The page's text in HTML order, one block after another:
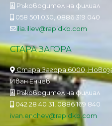
Ръководител на филиал
058 501 030, 0886 319 040
ilia.iliev@rapidkb.com
СТАРА ЗАГОРА
Стара Загора 6000,
Иван Енчев
Ръководител на филиал
042 28 40 31, 0886 169 840
ivan.enchev@rapidkb.com